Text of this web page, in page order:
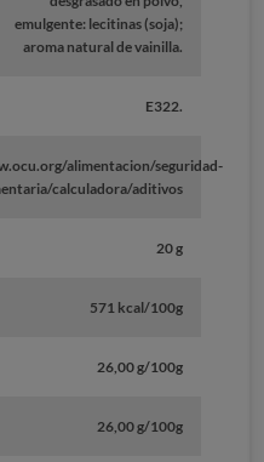
emulgente: lecitinas (soja);
aroma natural de vainilla.
E322.
alimentacion/seguridad-
calculadora/aditivos
20 g
571 kcal/100g
26,00 g/100g
26,00 g/100g